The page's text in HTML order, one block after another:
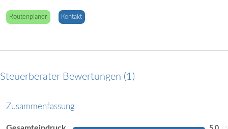
Routenplaner Kontakt
Steuerberater Bewertungen 1
Zusammenfassung